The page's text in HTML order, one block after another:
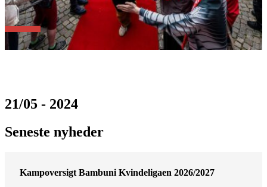
21/05 - 2024
Seneste nyheder
Kampoversigt Bambuni Kvindeligaen 2026/2027